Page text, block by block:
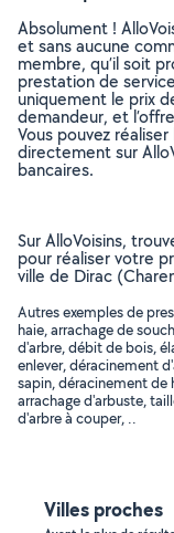
Absolument !
et sans aucune
membre, qu’il soit
prestation de
uniquement le prix
demandeur, et
Vous pouvez
directement sur
bancaires.
Sur AlloVoisins,
pour réaliser votre
ville de Dirac
Autres exemples de
haie, arrachage de
d'arbre, débit de bois,
enlever, déracinement
sapin, déracinement de
arrachage d'arbuste,
d'arbre à couper, ..
Villes proches